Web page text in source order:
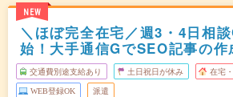
NEW
＼ほぼ完全在宅／週3・4日相
始！大手通信GでSEO記事の作
交通費別途支給あり 土日祝日が休み 在宅
WEB登録OK 派遣